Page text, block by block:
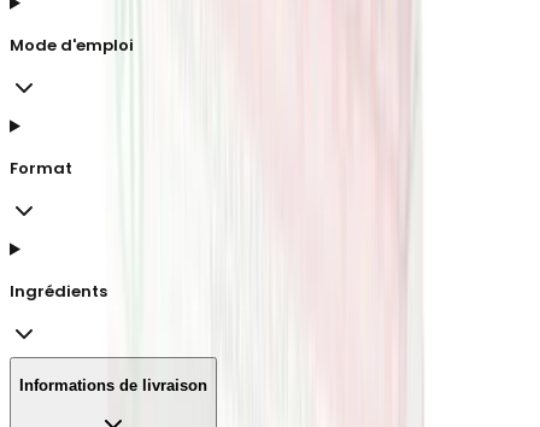
Mode d'emploi
Format
Ingrédients
Informations de livraison